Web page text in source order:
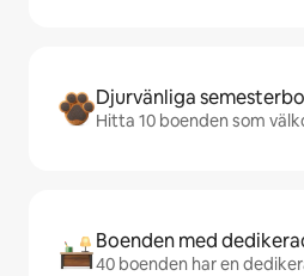
Djurvänliga
Hitta 10 boenden som
Boenden med
40 boenden har en